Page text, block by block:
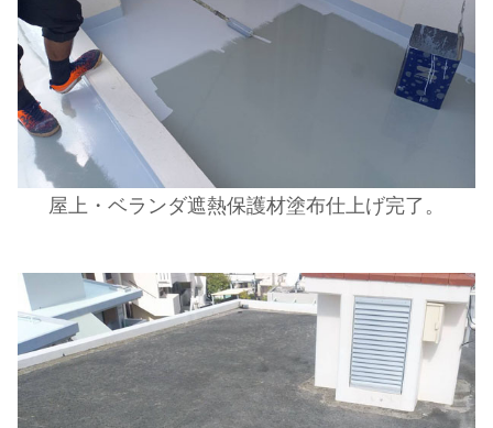
屋上・ベランダ遮熱保護材塗布仕上げ完了。